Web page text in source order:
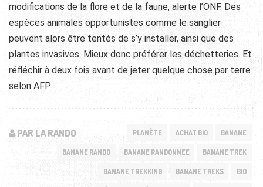
modifications de la flore et de la faune, alerte l’ONF. Des
espèces animales opportunistes comme le sanglier
peuvent alors être tentés de s’y installer, ainsi que des
plantes invasives. Mieux donc préférer les déchetteries. Et
réfléchir à deux fois avant de jeter quelque chose par terre
selon AFP.
PAR LA RANDO PLANÈTE ACHAT BIO BANANE
BANANE RANDO BANANE RANDONNEE BANANE TREK
BANANE TREKKING BANANE TREKS BIO